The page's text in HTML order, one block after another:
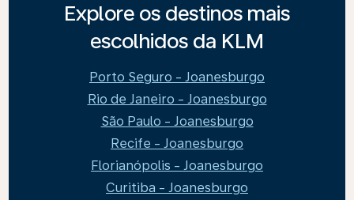
Explore os destinos mais
escolhidos da KLM
Porto Seguro - Joanesburgo
Rio de Janeiro - Joanesburgo
São Paulo - Joanesburgo
Recife - Joanesburgo
Florianópolis - Joanesburgo
Curitiba - Joanesburgo